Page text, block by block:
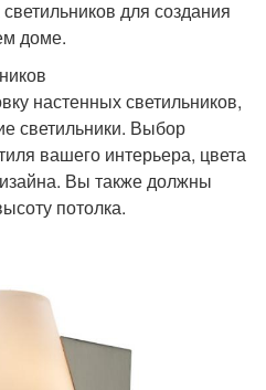
для создания
доме.
настенных светильников,
светильники. Выбор
вашего интерьера, цвета
Вы также должны
потолка.